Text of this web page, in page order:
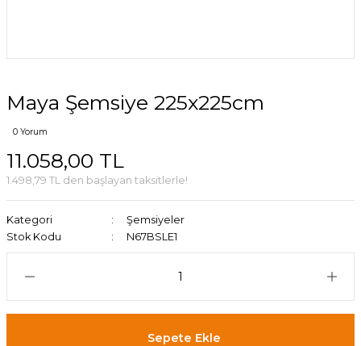
Maya Şemsiye 225x225cm
0 Yorum
11.058,00 TL
1.498,79 TL den başlayan taksitlerle!
Kategori
Şemsiyeler
Stok Kodu
N67BSLE1
Sepete Ekle